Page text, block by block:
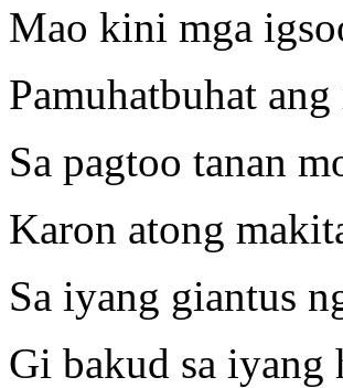
Mao kini mga
Pamuhatbuhat
Sa pagtoo tanan
Karon atong
Sa iyang giantus
Gi bakud sa iyang